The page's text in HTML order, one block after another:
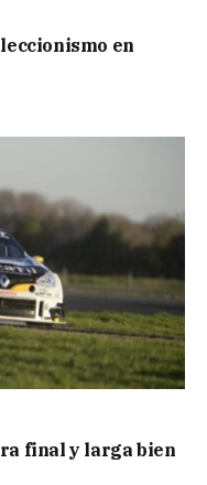
en
final y larga bien